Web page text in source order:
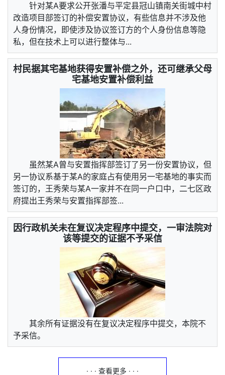
针对某A要求公开张潘与平定县冠山镇南关街城中村
改造项目部签订的补偿安置协议，有些信息并不涉及他
人身份情况，即使涉及协议签订方的个人身份信息等隐
私，但在技术上可以进行整体与...
村民据其宅基地获得安置补偿之外，还可继承父母
宅基地安置补偿利益
虽然某A曾与安置指挥部签订了另一份安置协议，但
另一协议系基于某A的家庭占有使用另一宅基地的事实而
签订的，王秀荣与某A一家并不在同一户口中，二七区政
府提出王秀荣与安置指挥部签...
因行政机关未在复议决定程序中提交，一审法院对
该等提交的证据不予采信
其余所有证据没有在复议决定程序中提交，本院不
予采信。
· · · 查看更多 · · ·